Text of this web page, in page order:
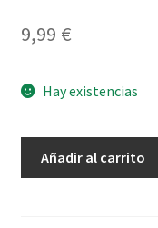
9,99 €
Hay existencias
Añadir al carrito